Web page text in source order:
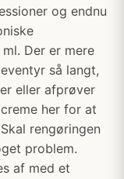
og endnu
Der er mere
så langt,
eller afprøver
her for at
rengøringen
problem.
af med et